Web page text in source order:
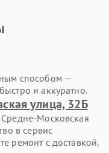
способом —
и аккуратно.
улица, 32Б
Московская
в сервис
ремонт с доставкой.